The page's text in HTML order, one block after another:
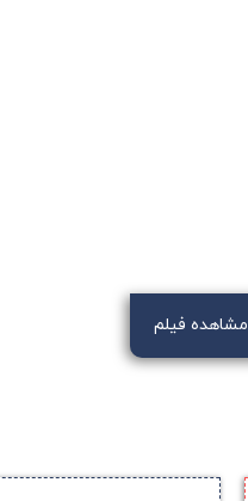
مشاهده فیلم